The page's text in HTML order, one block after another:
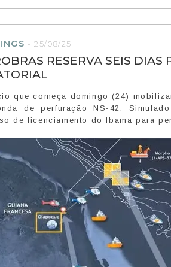
-25/08/25
RESERVA SEIS
que começa domingo (24)
de perfuração NS-42.
de licenciamento do Ibama para